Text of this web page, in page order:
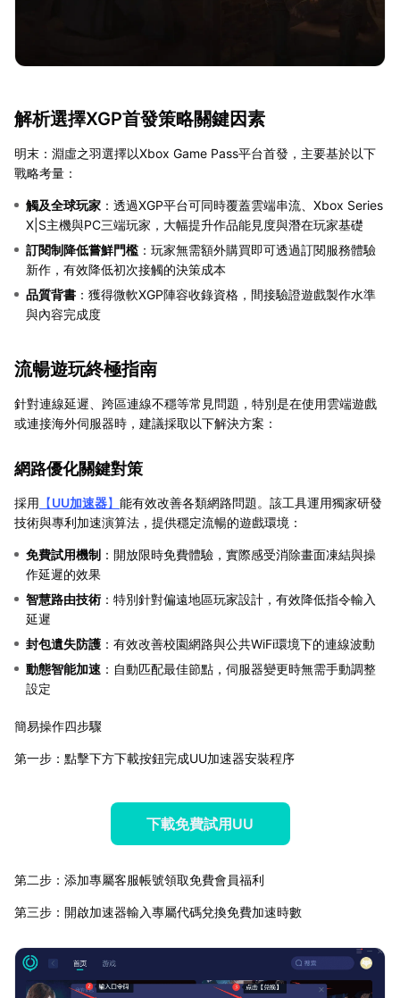
解析選擇XGP首發策略關鍵因素
明末：淵虛之羽選擇以Xbox Game Pass平台首發，主要基於以下
戰略考量：
觸及全球玩家 ：透過XGP平台可同時覆蓋雲端串流、Xbox Series
X|S主機與PC三端玩家，大幅提升作品能見度與潛在玩家基礎
訂閱制降低嘗鮮門檻 ：玩家無需額外購買即可透過訂閱服務體驗
新作，有效降低初次接觸的決策成本
品質背書 ：獲得微軟XGP陣容收錄資格，間接驗證遊戲製作水準
與內容完成度
流暢遊玩終極指南
針對連線延遲、跨區連線不穩等常見問題，特別是在使用雲端遊戲
或連接海外伺服器時，建議採取以下解決方案：
網路優化關鍵對策
採用 【UU加速器】 能有效改善各類網路問題。該工具運用獨家研發
技術與專利加速演算法，提供穩定流暢的遊戲環境：
免費試用機制 ：開放限時免費體驗，實際感受消除畫面凍結與操
作延遲的效果
智慧路由技術 ：特別針對偏遠地區玩家設計，有效降低指令輸入
延遲
封包遺失防護 ：有效改善校園網路與公共WiFi環境下的連線波動
動態智能加速 ：自動匹配最佳節點，伺服器變更時無需手動調整
設定
簡易操作四步驟
第一步：點擊下方下載按鈕完成UU加速器安裝程序
下載免費試用UU
第二步：添加專屬客服帳號領取免費會員福利
第三步：開啟加速器輸入專屬代碼兌換免費加速時數